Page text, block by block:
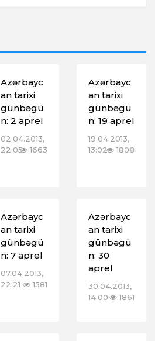
Azərbayc
an tarixi
günbəgü
n: 2 aprel
02.04.2013,
22:05 1663
Azərbayc
an tarixi
günbəgü
n: 19 aprel
19.04.2013,
13:02
1808
Azərbayc
an tarixi
günbəgü
n: 7 aprel
07.04.2013,
22:21
1581
Azərbayc
an tarixi
günbəgü
n: 30
aprel
30.04.2013,
14:00
1861